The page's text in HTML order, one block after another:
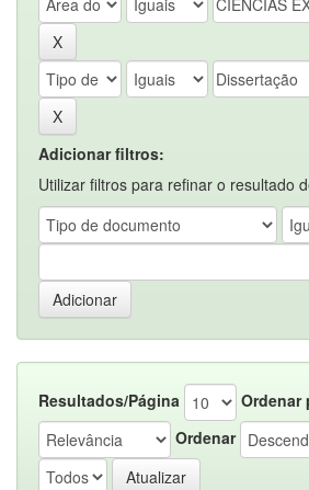
Adicionar filtros:
Utilizar filtros para refinar o resultado
Resultados/Página
Ordenar
Ordenar